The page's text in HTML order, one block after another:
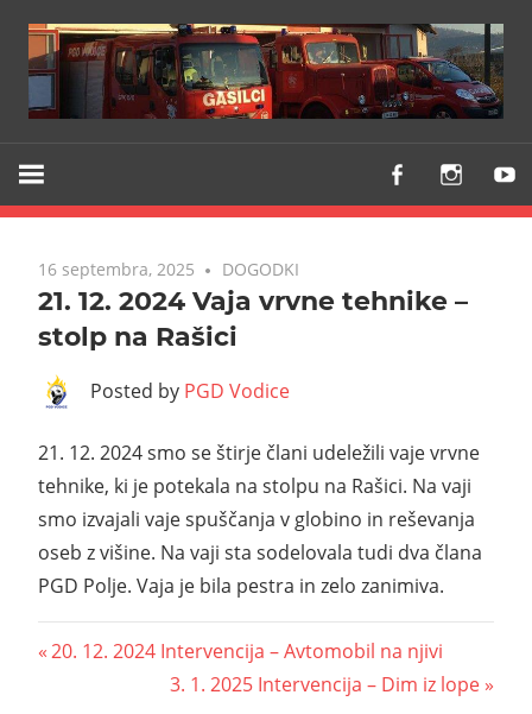
VODICE
vami
že
1903
16 septembra, 2025 DOGODKI
21. 12. 2024 Vaja vrvne tehnike –
stolp na Rašici
Posted by PGD Vodice
21. 12. 2024 smo se štirje člani udeležili vaje vrvne
tehnike, ki je potekala na stolpu na Rašici. Na vaji
smo izvajali vaje spuščanja v globino in reševanja
oseb z višine. Na vaji sta sodelovala tudi dva člana
PGD Polje. Vaja je bila pestra in zelo zanimiva.
20. 12. 2024 Intervencija – Avtomobil na njivi
3. 1. 2025 Intervencija – Dim iz lope